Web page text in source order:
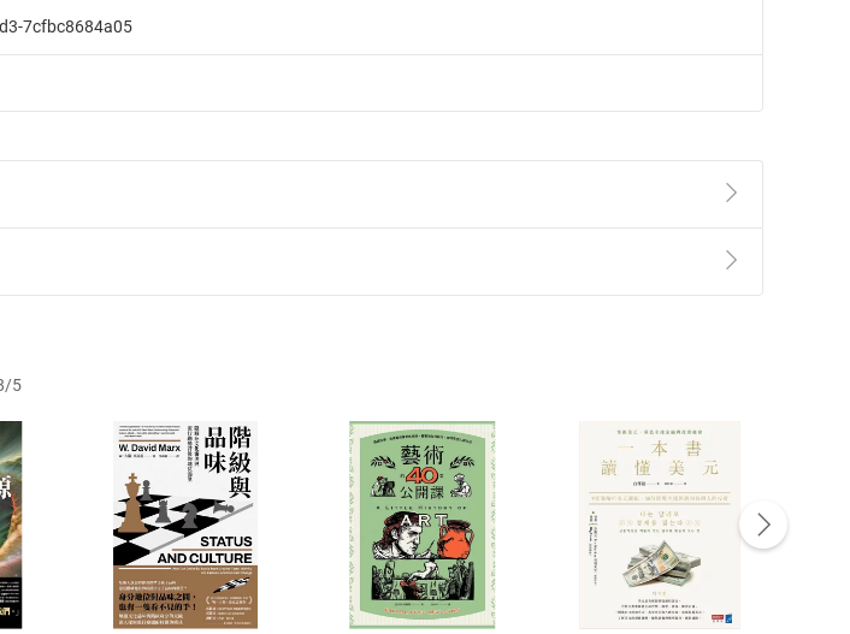
7cfbc8684a05
通訊交易解除權合理例外情事適用準則第2條第5款之規定，「非以有形媒介提供之數位
店鋪所銷售之商品為電子書，屬非以有形媒介提供之數位內容，消費者同意若訂購後
。
登入樂天市場，並於「我的訂單」中點選「瀏覽訂單明細」
「申請取消訂單/ 退
核通過後將為您辦理退款事宜。
取消/退貨，恕無法以單支商品取消/退貨。
登入帳號
Login
付款方式
Payment
完成訂單
Complete
Step2.登入帳號，下載書籍後看書
5